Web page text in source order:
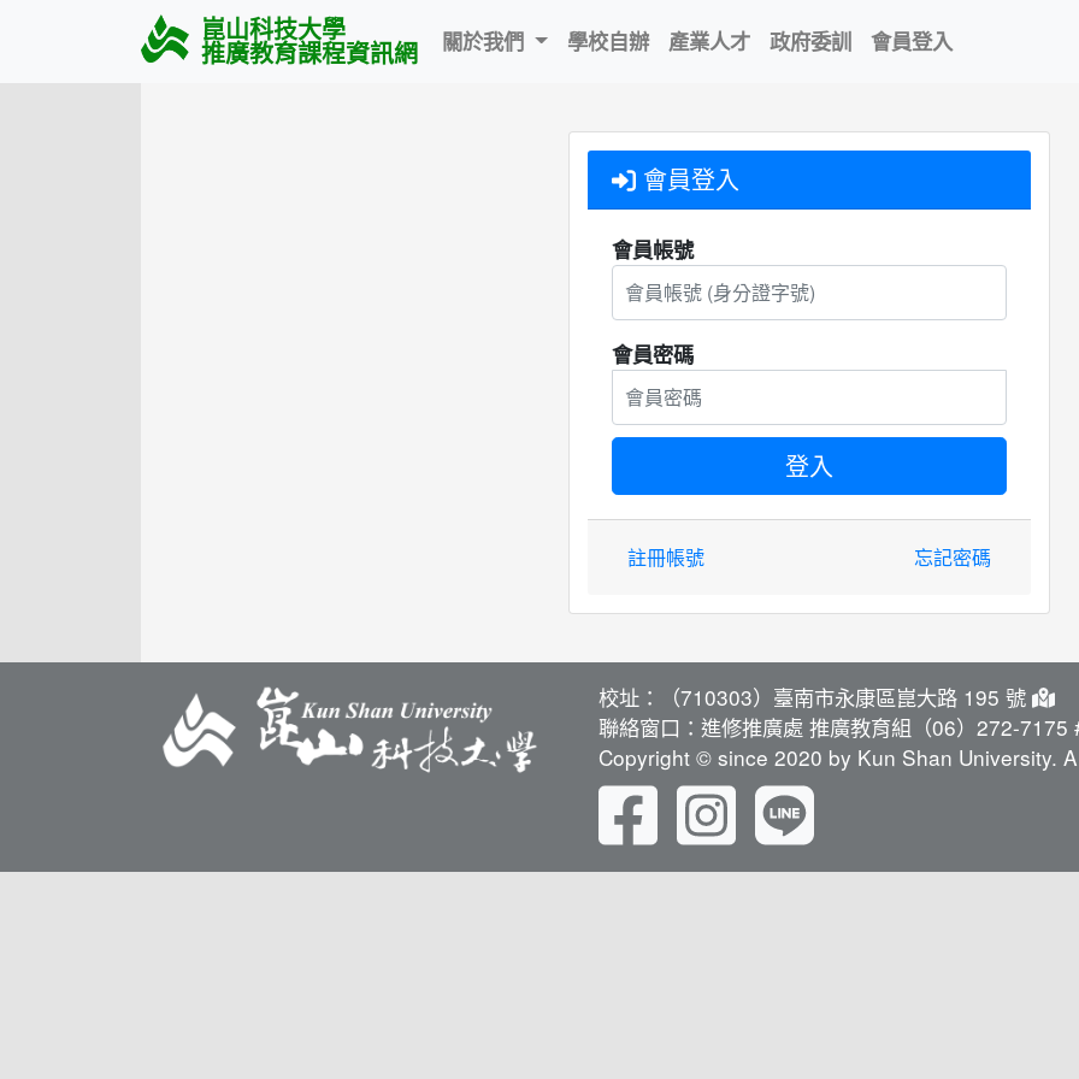
崑山科技大學
推廣教育課程資訊網 關於我們 學校自辦 產業人才 政府委訓 會員登入
會員登入
會員帳號
會員密碼
註冊帳號 忘記密碼
校址：（710303）臺南市永康區崑大路 195 號
聯絡窗口：進修推廣處 推廣教育組（06）272-7175
Copyright © since 2020 by Kun Shan University.